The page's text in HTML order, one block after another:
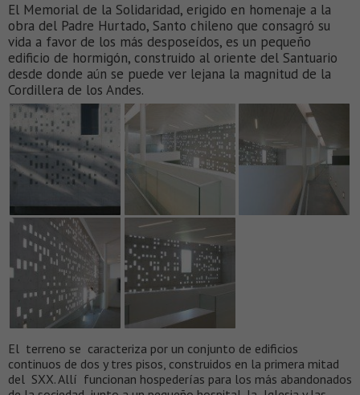
El Memorial de la Solidaridad, erigido en homenaje a la
obra del Padre Hurtado, Santo chileno que consagró su
vida a favor de los más desposeídos, es un pequeño
edificio de hormigón, construido al oriente del Santuario
desde donde aún se puede ver lejana la magnitud de la
Cordillera de los Andes.
El terreno se caracteriza por un conjunto de edificios
continuos de dos y tres pisos, construidos en la primera mitad
del SXX. Allí funcionan hospederías para los más abandonados